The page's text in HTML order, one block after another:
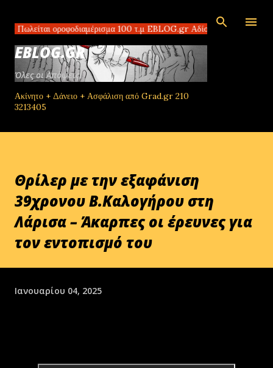
100 τ.μ EBLOG.gr Αδίστακτοι διακινητές
EBLOG.GR
Όλες οι Απόψεις!
Ακίνητο + Δάνειο + Ασφάλιση από Grad.gr 210
3213405
Θρίλερ με την εξαφάνιση
39χρονου Β.Καλογήρου στη
Λάρισα – Άκαρπες οι έρευνες για
τον εντοπισμό του
Ιανουαρίου 04, 2025